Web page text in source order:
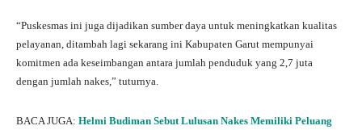
“Puskesmas ini juga dijadikan sumber daya untuk meningkatkan kualitas
pelayanan, ditambah lagi sekarang ini Kabupaten Garut mempunyai
komitmen ada keseimbangan antara jumlah penduduk yang 2,7 juta
dengan jumlah nakes,” tuturnya.
BACA JUGA: Helmi Budiman Sebut Lulusan Nakes Memiliki Peluang